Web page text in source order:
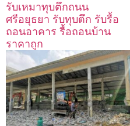
รับเหมาทุบตึกถนน
ศรีอยุธยา รับทุบตึก รับรื้อ
ถอนอาคาร รื้อถอนบ้าน
ราคาถูก